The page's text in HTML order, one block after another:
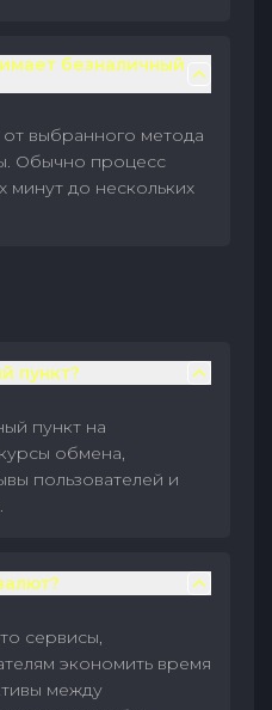
безналичный
выбранного метода
Обычно процесс
минут до нескольких
пункт?
пункт на
обмена,
пользователей и
сервисы,
экономить время
между